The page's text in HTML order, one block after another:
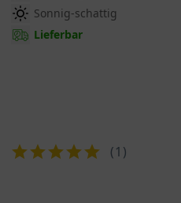
Sonnig-schattig
Lieferbar
(1 )